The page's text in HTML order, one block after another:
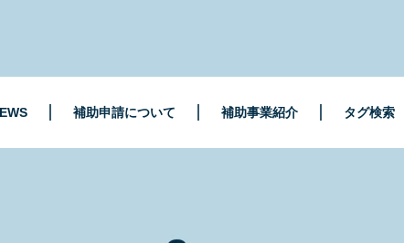
補助申請について 補助事業紹介 タグ検索